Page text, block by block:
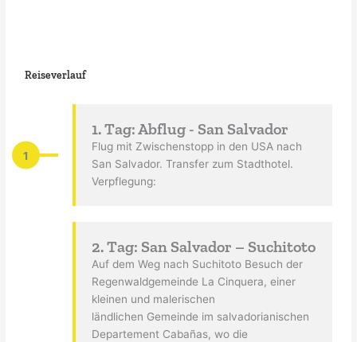
Reiseverlauf
1
1. Tag: Abflug - San Salvador
Flug mit Zwischenstopp in den USA nach
San Salvador. Transfer zum Stadthotel.
Verpflegung:
2. Tag: San Salvador – Suchitoto
Auf dem Weg nach Suchitoto Besuch der
Regenwaldgemeinde La Cinquera, einer
kleinen und malerischen
ländlichen Gemeinde im salvadorianischen
Departement Cabañas, wo die